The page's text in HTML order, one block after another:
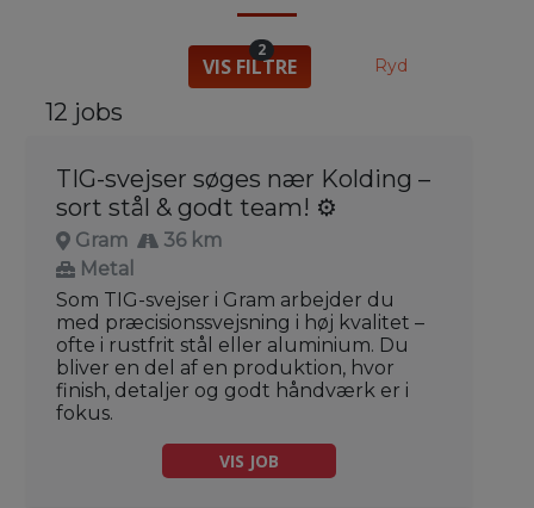
VIS FILTRE
2
Ryd
12 jobs
TIG-svejser søges nær Kolding –
sort stål & godt team! ⚙️
Gram
36 km
Metal
Som TIG-svejser i Gram arbejder du
med præcisionssvejsning i høj kvalitet –
ofte i rustfrit stål eller aluminium. Du
bliver en del af en produktion, hvor
finish, detaljer og godt håndværk er i
fokus.
VIS JOB